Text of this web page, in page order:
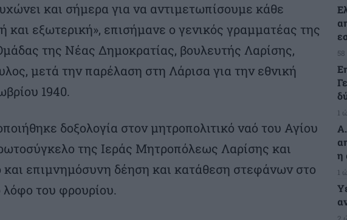
και σήμερα για να αντιμετωπίσουμε κάθε
και εξωτερική», επισήμανε ο γενικός γραμματέας της
της Νέας Δημοκρατίας, βουλευτής Λαρίσης,
μετά την παρέλαση στη Λάρισα για την εθνική
1940.
δοξολογία στον μητροπολιτικό ναό του Αγίου
της Ιεράς Μητροπόλεως Λαρίσης και
και επιμνημόσυνη δέηση και κατάθεση στεφάνων στο
του φρουρίου.
1
η
1
2